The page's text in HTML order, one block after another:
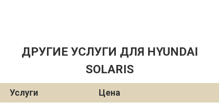
ДРУГИЕ УСЛУГИ ДЛЯ HYUNDAI
SOLARIS
Услуги Цена